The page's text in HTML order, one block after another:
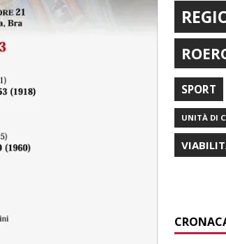
SPORT
UNITÀ DI